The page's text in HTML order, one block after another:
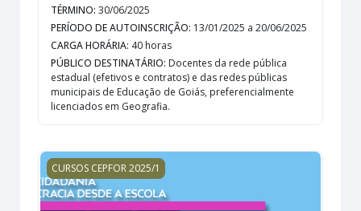
TÉRMINO:30/06/2025
PERÍODO DE AUTOINSCRIÇÃO: 13/01/2025 a 20/06/2025
CARGA HORÁRIA: 40 horas
PÚBLICO DESTINATÁRIO: Docentes da rede pública
estadual (efetivos e contratos) e das redes públicas
municipais de Educação de Goiás, preferencialmente
licenciados em Geografia.
Cidadania e Democracia desde a Escola - 2025/1 -
CURSOS CEPFOR 2025/1